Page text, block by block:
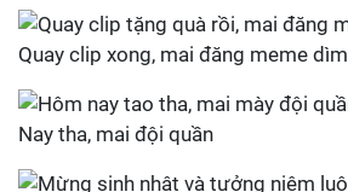
Quay clip xong, mai đăng meme dìm
Nay tha, mai đội quần